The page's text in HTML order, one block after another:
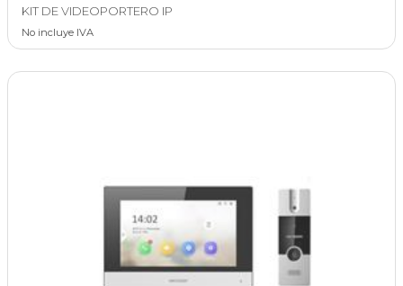
KIT DE VIDEOPORTERO IP
No incluye IVA